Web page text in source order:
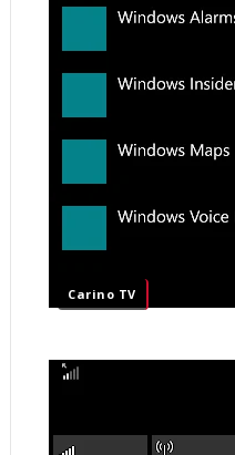
Carino TV